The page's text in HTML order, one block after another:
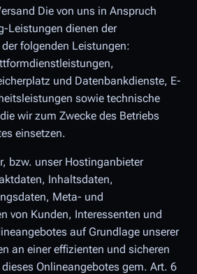
Die von uns in Anspruch
Leistungen dienen der
folgenden Leistungen:
und Datenbankdienste, E-
sowie technische
wir zum Zwecke des Betriebs
einsetzen.
bzw. unser Hostinganbieter
Inhaltsdaten,
Meta- und
von Kunden, Interessenten und
auf Grundlage unserer
an einer effizienten und sicheren
Onlineangebotes gem. Art. 6